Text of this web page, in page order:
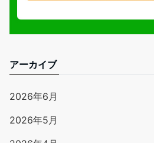
アーカイブ
2026年6月
2026年5月